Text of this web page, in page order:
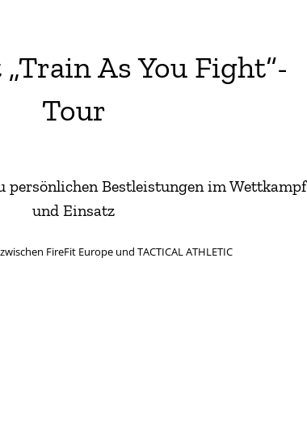
As You Fight“-
Tour
persönlichen Bestleistungen im Wettkampf
und Einsatz
FireFit Europe und TACTICAL ATHLETIC